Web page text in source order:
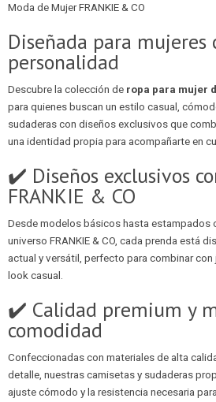
Moda de Mujer FRANKIE & CO
Diseñada para mujeres
personalidad
Descubre la colección de ropa para mujer
para quienes buscan un estilo casual,
sudaderas con diseños exclusivos que
una identidad propia para acompañarte en
✔️ Diseños exclusivos
FRANKIE & CO
Desde modelos básicos hasta estampados
universo FRANKIE & CO, cada prenda está
actual y versátil, perfecto para combinar
look casual.
✔️ Calidad premium y
comodidad
Confeccionadas con materiales de alta
detalle, nuestras camisetas y sudaderas
ajuste cómodo y la resistencia necesaria